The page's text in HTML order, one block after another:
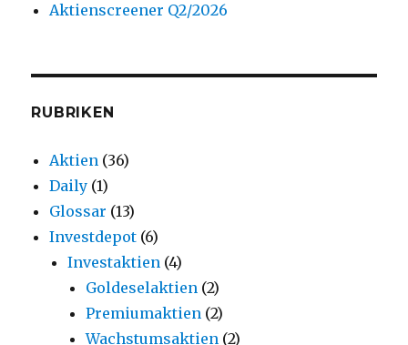
Aktienscreener Q2/2026
RUBRIKEN
Aktien (36)
Daily (1)
Glossar (13)
Investdepot (6)
Investaktien (4)
Goldeselaktien (2)
Premiumaktien (2)
Wachstumsaktien (2)